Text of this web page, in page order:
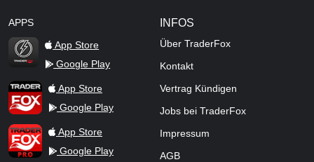
APPS
TraderFox Flash
App Store
Google Play
TraderFox AppApp Store
Google Play
TraderFox ProApp Store
Google Play
INFOS
Über TraderFox
Kontakt
Vertrag Kündigen
Jobs bei TraderFox
Impressum
AGB